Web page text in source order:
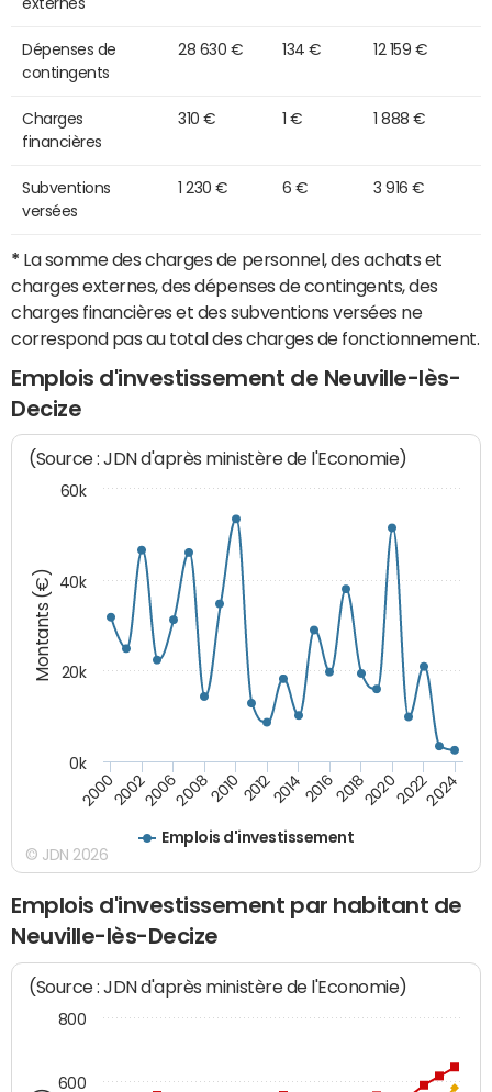
externes
Dépenses de
contingents
28 630 € 134 € 12 159 €
Charges
financières
310 € 1 € 1 888 €
Subventions
versées
1 230 € 6 € 3 916 €
* La somme des charges de personnel, des achats et
charges externes, des dépenses de contingents, des
charges financières et des subventions versées ne
correspond pas au total des charges de fonctionnement.
Emplois d'investissement de Neuville-lès-
Decize
Montants (€)
(Source : JDN d'après ministère de l'Economie)
Emplois d'investissement
20002002200620082010 2012201420162018202020222024
0k
20k
40k
60k
© JDN 2026
Emplois d'investissement par habitant de
Neuville-lès-Decize
(Source : JDN d'après ministère de l'Economie)
600
800